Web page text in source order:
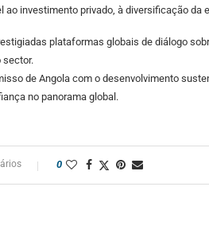
investimento privado, à diversificação da
plataformas globais de diálogo
sector.
de Angola com o desenvolvimento
no panorama global.
0